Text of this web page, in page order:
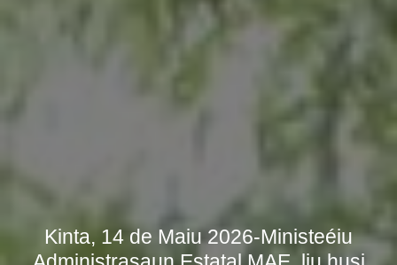
Kinta, 14 de Maiu 2026-Ministeéiu